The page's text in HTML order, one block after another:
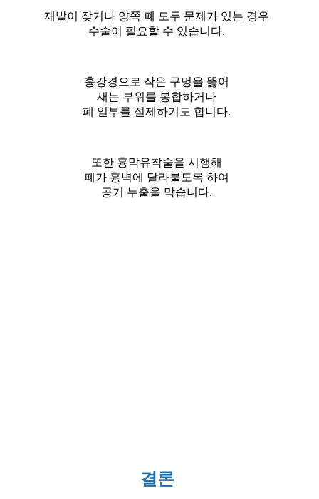
재발이 잦거나 양쪽 폐 모두 문제가 있는 경우
수술이 필요할 수 있습니다.
흉강경으로 작은 구멍을 뚫어
새는 부위를 봉합하거나
폐 일부를 절제하기도 합니다.
또한 흉막유착술을 시행해
폐가 흉벽에 달라붙도록 하여
공기 누출을 막습니다.
결론